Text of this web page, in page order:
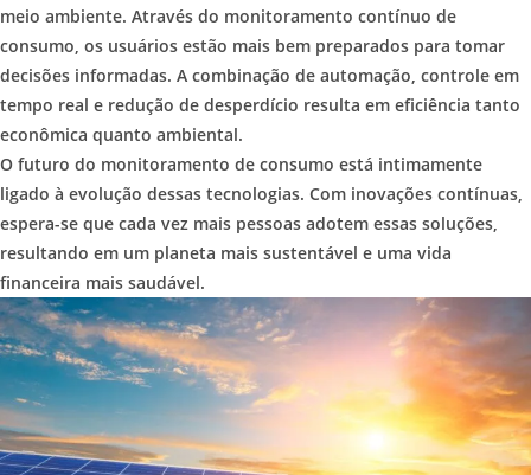
meio ambiente. Através do monitoramento contínuo de
consumo, os usuários estão mais bem preparados para tomar
decisões informadas. A combinação de automação, controle em
tempo real e redução de desperdício resulta em eficiência tanto
econômica quanto ambiental.
O futuro do monitoramento de consumo está intimamente
ligado à evolução dessas tecnologias. Com inovações contínuas,
espera-se que cada vez mais pessoas adotem essas soluções,
resultando em um planeta mais sustentável e uma vida
financeira mais saudável.